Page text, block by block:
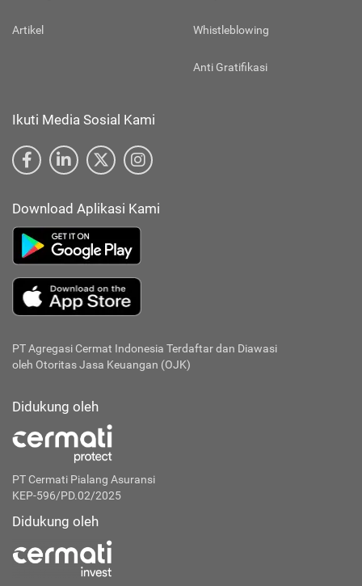
Artikel Whistleblowing
Anti Gratifikasi
Ikuti Media Sosial Kami
Download Aplikasi Kami
PT Agregasi Cermat Indonesia Terdaftar dan Diawasi
oleh Otoritas Jasa Keuangan (OJK)
Didukung oleh
PT Cermati Pialang Asuransi
KEP-596/PD.02/2025
Didukung oleh